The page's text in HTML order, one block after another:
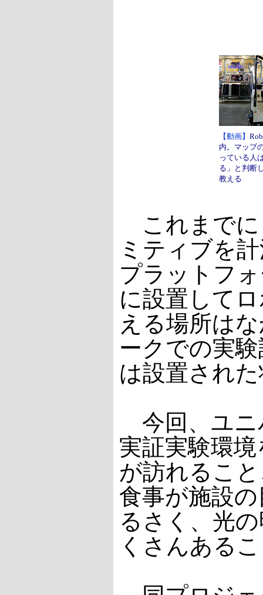
【動画】
内。マップ
っている人
る」と判断
教える
これまでに
ミティブを
プラットフ
に設置して
える場所は
ークでの実
は設置され
今回、ユニ
実証実験環
が訪れるこ
食事が施設
るさく、光
くさんある